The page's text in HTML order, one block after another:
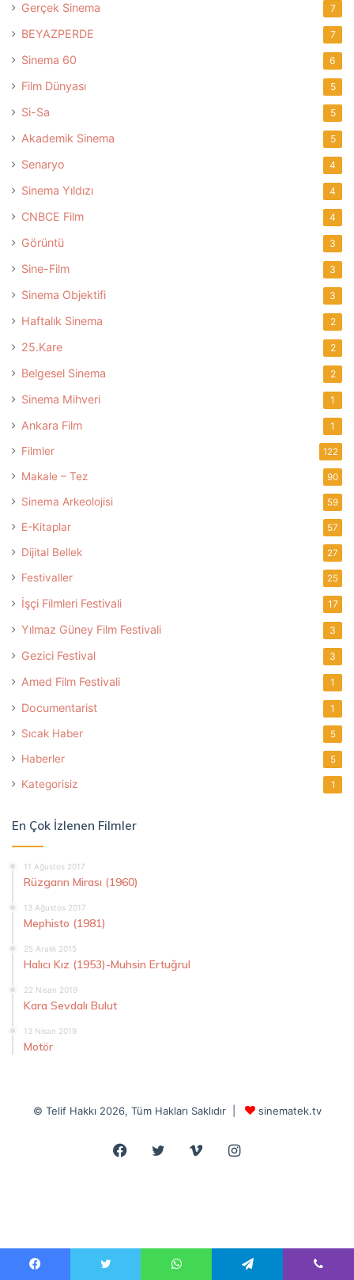
Gerçek Sinema 7
BEYAZPERDE 7
Sinema 60 6
Film Dünyası 5
Si-Sa 5
Akademik Sinema 5
Senaryo 4
Sinema Yıldızı 4
CNBCE Film 4
Görüntü 3
Sine-Film 3
Sinema Objektifi 3
Haftalık Sinema 2
25.Kare 2
Belgesel Sinema 2
Sinema Mihveri 1
Ankara Film 1
Filmler 122
Makale – Tez 90
Sinema Arkeolojisi 59
E-Kitaplar 57
Dijital Bellek 27
Festivaller 25
İşçi Filmleri Festivali 17
Yılmaz Güney Film Festivali 3
Gezici Festival 3
Amed Film Festivali 1
Documentarist 1
Sıcak Haber 5
Haberler 5
Kategorisiz 1
En Çok İzlenen Filmler
11 Ağustos 2017
Rüzgarın Mirası (1960)
13 Ağustos 2017
Mephisto (1981)
25 Aralık 2015
Halıcı Kız (1953)-Muhsin Ertuğrul
22 Nisan 2019
Kara Sevdalı Bulut
13 Nisan 2019
Motör
© Telif Hakkı 2026, Tüm Hakları Saklıdır | sinematek.tv
Facebook
Twitter VimeoInstagram